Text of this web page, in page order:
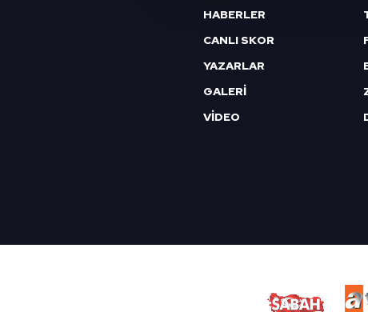
amacıyla kullanılmaktadır.
Çerezlere ilişkin tercihlerinizi
butonuna tıklayabilir,
Çerez
6698 sayılı Kişisel Verilerin
mevzuata uygun olarak
HABERLER
CANLI SKOR
YAZARLAR
GALERİ
VİDEO